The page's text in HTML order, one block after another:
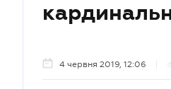
4 червня 2019, 12:06